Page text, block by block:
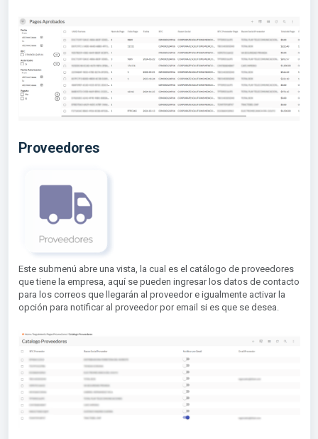
Proveedores
Este submenú abre una vista, la cual es el catálogo de proveedores
que tiene la empresa, aquí se pueden ingresar los datos de contacto
para los correos que llegarán al proveedor e igualmente activar la
opción para notificar al proveedor por email si es que se desea.